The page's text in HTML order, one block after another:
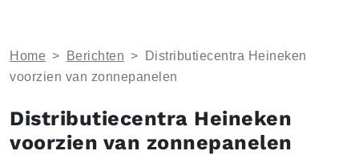
Home > Berichten >
Distributiecentra Heineken
voorzien van zonnepanelen
Distributiecentra Heineken
voorzien van zonnepanelen